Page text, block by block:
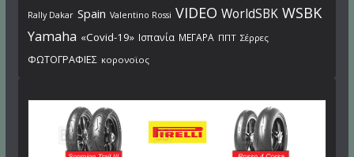
Rally Dakar Spain Valentino Rossi VIDEO WorldSBK WSBK
Yamaha «Covid-19» Ισπανία ΜΕΓΑΡΑ ΠΠΤ Σέρρες
ΦΩΤΟΓΡΑΦΙΕΣ κορονοϊος